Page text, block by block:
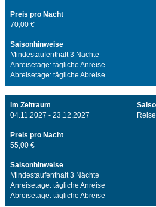
Preis pro Nacht
70,00 €
Saisonhinweise
Mindestaufenthalt 3 Nächte
Anreisetage: tägliche Anreise
Abreisetage: tägliche Abreise
im Zeitraum
04.11.2027 - 23.12.2027
Preis pro Nacht
55,00 €
Saisonhinweise
Mindestaufenthalt 3 Nächte
Anreisetage: tägliche Anreise
Abreisetage: tägliche Abreise